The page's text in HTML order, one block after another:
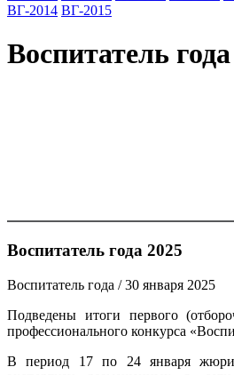
ВГ-2014 ВГ-2015
Воспитатель
Воспитатель года 2025
Воспитатель года / 30 января 2025
Подведены итоги первого
профессионального конкурса
В период 17 по 24 января жюри